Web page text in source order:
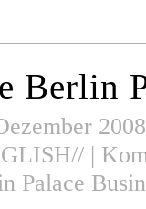
Berlin
|
Palace